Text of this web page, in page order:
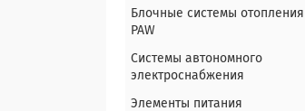
Блочные системы отопления
PAW
Системы автономного
электроснабжения
Элементы питания